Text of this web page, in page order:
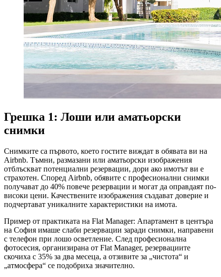
Грешка 1: Лоши или аматьорски
снимки
Снимките са първото, което гостите виждат в обявата ви на
Airbnb. Тъмни, размазани или аматьорски изображения
отблъскват потенциални резервации, дори ако имотът ви е
страхотен. Според Airbnb, обявите с професионални снимки
получават до 40% повече резервации и могат да оправдаят по-
високи цени. Качествените изображения създават доверие и
подчертават уникалните характеристики на имота.
Пример от практиката на Flat Manager: Апартамент в центъра
на София имаше слаби резервации заради снимки, направени
с телефон при лошо осветление. След професионална
фотосесия, организирана от Flat Manager, резервациите
скочиха с 35% за два месеца, а отзивите за „чистота“ и
„атмосфера“ се подобриха значително.